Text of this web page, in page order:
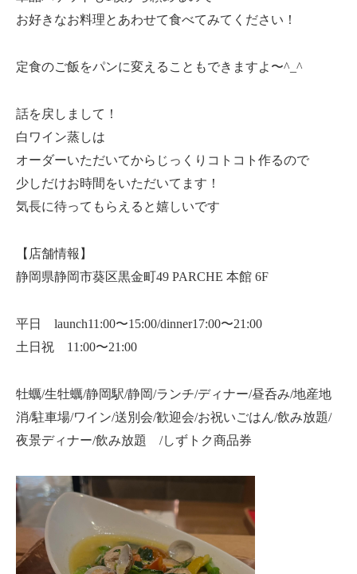
お好きなお料理とあわせて食べてみてください！
定食のご飯をパンに変えることもできますよ〜^_^
話を戻しまして！
白ワイン蒸しは
オーダーいただいてからじっくりコトコト作るので
少しだけお時間をいただいてます！
気長に待ってもらえると嬉しいです
【店舗情報】
静岡県静岡市葵区黒金町49 PARCHE 本館 6F
平日 launch11:00〜15:00/dinner17:00〜21:00
土日祝 11:00〜21:00
牡蠣/生牡蠣/静岡駅/静岡/ランチ/ディナー/昼呑み/地産地
消/駐車場/ワイン/送別会/歓迎会/お祝いごはん/飲み放題/
夜景ディナー/飲み放題 /しずトク商品券